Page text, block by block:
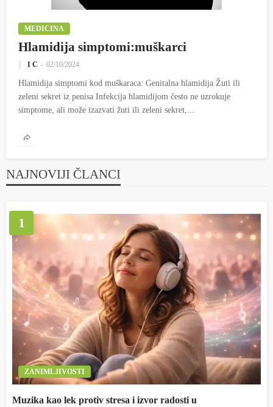
MEDICINA
Hlamidija simptomi:muškarci
I C 02/10/2024
Hlamidija simptomi kod muškaraca: Genitalna hlamidija Žuti ili
zeleni sekret iz penisa Infekcija hlamidijom često ne uzrokuje
simptome, ali može izazvati žuti ili zeleni sekret,...
NAJNOVIJI ČLANCI
1
ZANIMLJIVOSTI
Muzika kao lek protiv stresa i izvor radosti u